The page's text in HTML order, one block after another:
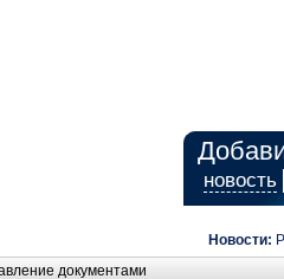
новость
Новости:
документами